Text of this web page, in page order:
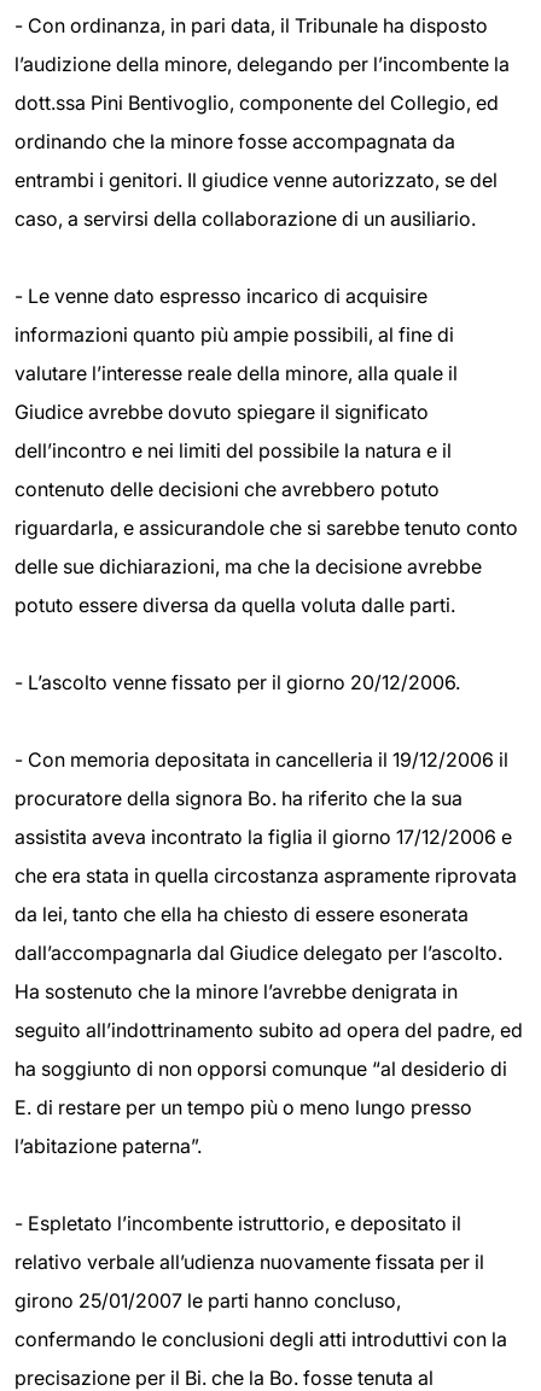
- Con ordinanza, in pari data, il Tribunale ha disposto
l’audizione della minore, delegando per l’incombente la
dott.ssa Pini Bentivoglio, componente del Collegio, ed
ordinando che la minore fosse accompagnata da
entrambi i genitori. Il giudice venne autorizzato, se del
caso, a servirsi della collaborazione di un ausiliario.
- Le venne dato espresso incarico di acquisire
informazioni quanto più ampie possibili, al fine di
valutare l’interesse reale della minore, alla quale il
Giudice avrebbe dovuto spiegare il significato
dell’incontro e nei limiti del possibile la natura e il
contenuto delle decisioni che avrebbero potuto
riguardarla, e assicurandole che si sarebbe tenuto conto
delle sue dichiarazioni, ma che la decisione avrebbe
potuto essere diversa da quella voluta dalle parti.
- L’ascolto venne fissato per il giorno 20/12/2006.
- Con memoria depositata in cancelleria il 19/12/2006 il
procuratore della signora Bo. ha riferito che la sua
assistita aveva incontrato la figlia il giorno 17/12/2006 e
che era stata in quella circostanza aspramente riprovata
da lei, tanto che ella ha chiesto di essere esonerata
dall’accompagnarla dal Giudice delegato per l’ascolto.
Ha sostenuto che la minore l’avrebbe denigrata in
seguito all’indottrinamento subito ad opera del padre, ed
ha soggiunto di non opporsi comunque “al desiderio di
E. di restare per un tempo più o meno lungo presso
l’abitazione paterna”.
- Espletato l’incombente istruttorio, e depositato il
relativo verbale all’udienza nuovamente fissata per il
girono 25/01/2007 le parti hanno concluso,
confermando le conclusioni degli atti introduttivi con la
precisazione per il Bi. che la Bo. fosse tenuta al